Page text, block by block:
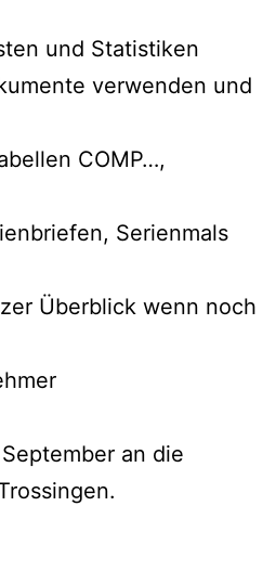
und Statistiken
verwenden und
COMP…,
Serienmals
Überblick wenn noch
an die